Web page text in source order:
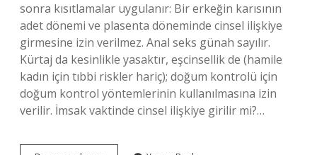
sonra kısıtlamalar uygulanır: Bir erkeğin karısının
adet dönemi ve plasenta döneminde cinsel ilişkiye
girmesine izin verilmez. Anal seks günah sayılır.
Kürtaj da kesinlikle yasaktır, eşcinsellik de (hamile
kadın için tıbbi riskler hariç); doğum kontrolü için
doğum kontrol yöntemlerinin kullanılmasına izin
verilir. İmsak vaktinde cinsel ilişkiye girilir mi?…